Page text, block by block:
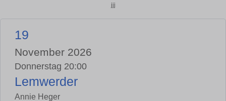
jjj
19
November 2026
Donnerstag 20:00
Lemwerder
Annie Heger